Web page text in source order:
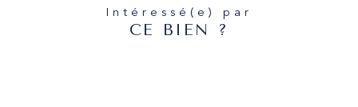
Intéressé(e) par
CE BIEN ?